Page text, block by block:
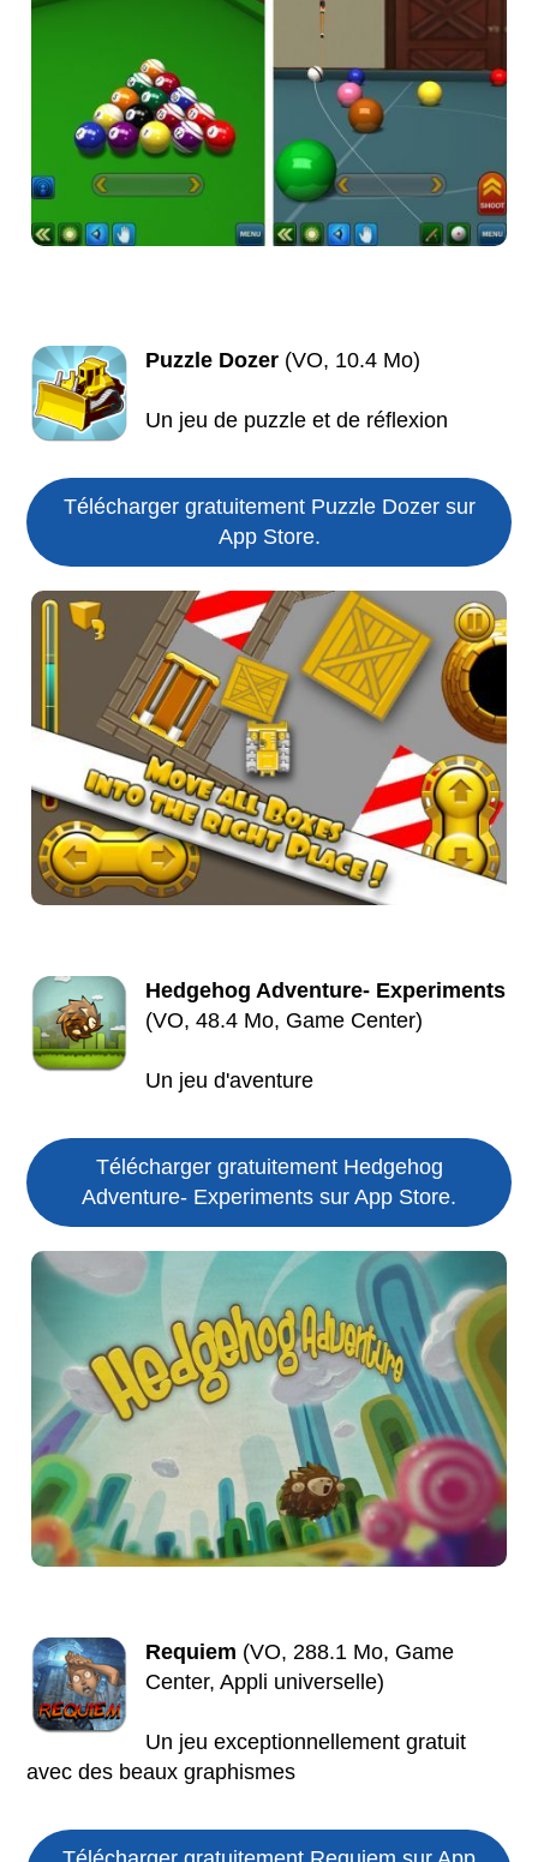
Puzzle Dozer (VO, 10.4 Mo)
Un jeu de puzzle et de réflexion
Télécharger gratuitement Puzzle Dozer sur
App Store.
Hedgehog Adventure- Experiments
(VO, 48.4 Mo, Game Center)
Un jeu d'aventure
Télécharger gratuitement Hedgehog
Adventure- Experiments sur App Store.
Requiem (VO, 288.1 Mo, Game
Center, Appli universelle)
Un jeu exceptionnellement gratuit
avec des beaux graphismes